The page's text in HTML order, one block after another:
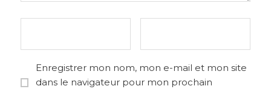
Enregistrer mon nom, mon e-mail et mon site
dans le navigateur pour mon prochain